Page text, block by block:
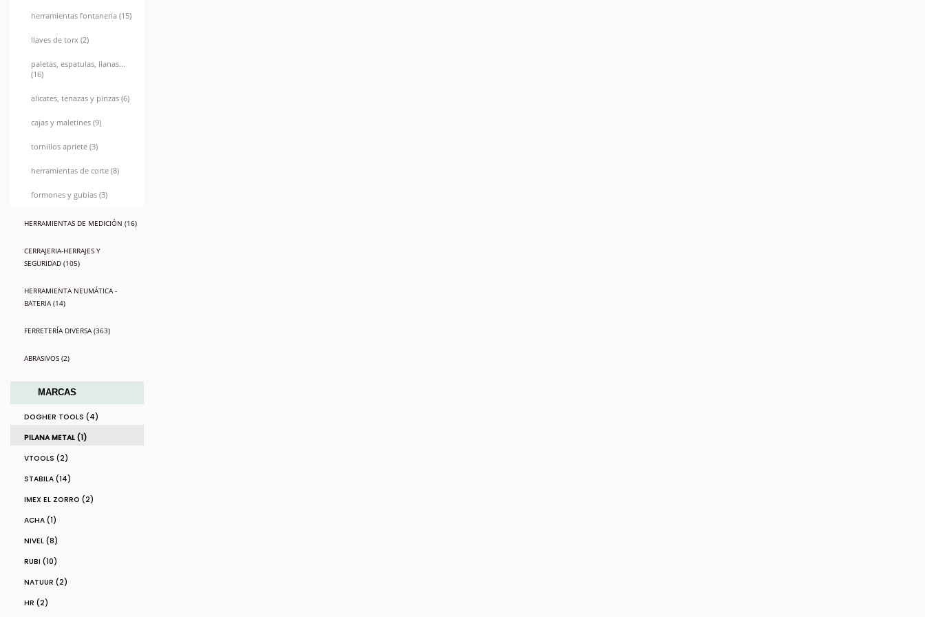
herramientas fontaneria (15)
llaves de torx (2)
paletas, espatulas, llanas...
(16)
alicates, tenazas y pinzas (6)
cajas y maletines (9)
tornillos apriete (3)
herramientas de corte (8)
formones y gubias (3)
HERRAMIENTAS DE MEDICIÓN (16)
CERRAJERIA-HERRAJES Y
SEGURIDAD (105)
HERRAMIENTA NEUMÁTICA -
BATERIA (14)
FERRETERÍA DIVERSA (363)
ABRASIVOS (2)
MARCAS
DOGHER TOOLS (4)
PILANA METAL (1)
VTOOLS (2)
STABILA (14)
IMEX EL ZORRO (2)
ACHA (1)
NIVEL (8)
RUBI (10)
NATUUR (2)
HR (2)